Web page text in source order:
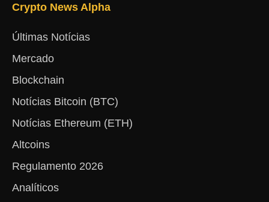
Crypto News Alpha
Últimas Notícias
Mercado
Blockchain
Notícias Bitcoin (BTC)
Notícias Ethereum (ETH)
Altcoins
Regulamento 2026
Analíticos